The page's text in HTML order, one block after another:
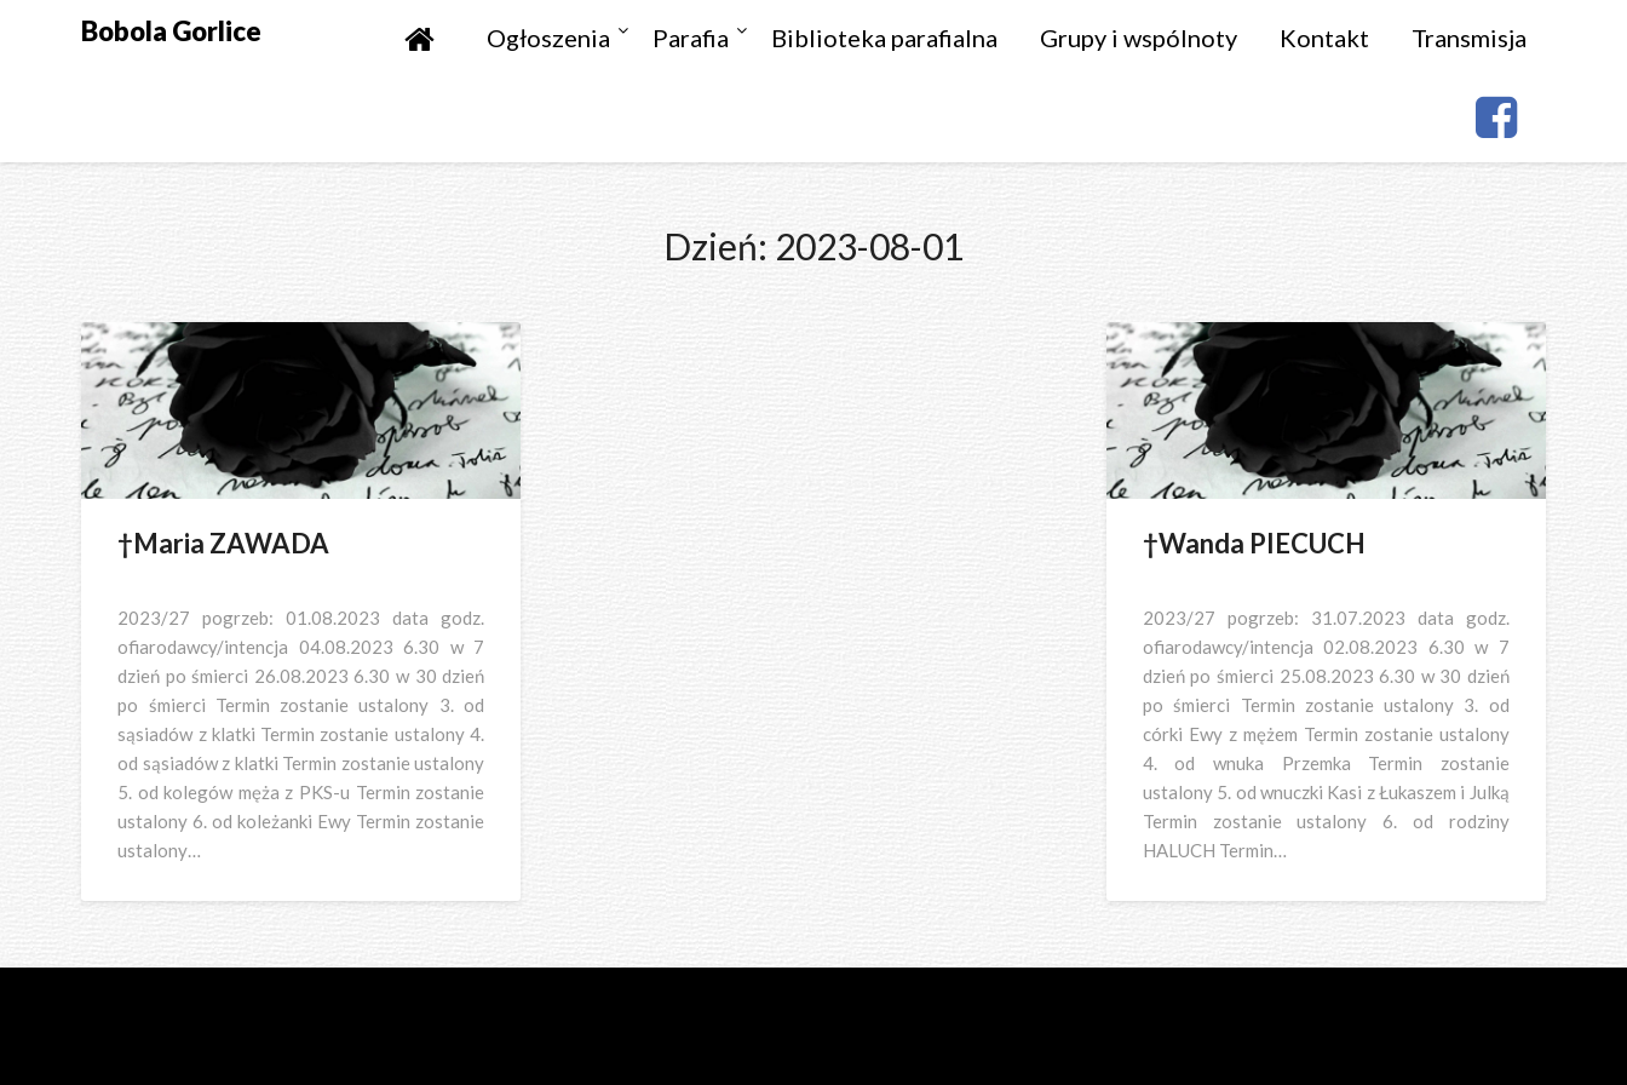
Bobola Gorlice Ogłoszenia Parafia Biblioteka parafialna Grupy i wspólnoty Kontakt Transmisja
Dzień: 2023-08-01
†Maria ZAWADA
2023/27 pogrzeb: 01.08.2023 data godz.
ofiarodawcy/intencja 04.08.2023 6.30 w 7
dzień po śmierci 26.08.2023 6.30 w 30 dzień
po śmierci Termin zostanie ustalony 3. od
sąsiadów z klatki Termin zostanie ustalony 4.
od sąsiadów z klatki Termin zostanie ustalony
5. od kolegów męża z PKS-u Termin zostanie
ustalony 6. od koleżanki Ewy Termin zostanie
ustalony…
†Wanda PIECUCH
2023/27 pogrzeb: 31.07.2023 data godz.
ofiarodawcy/intencja 02.08.2023 6.30 w 7
dzień po śmierci 25.08.2023 6.30 w 30 dzień
po śmierci Termin zostanie ustalony 3. od
córki Ewy z mężem Termin zostanie ustalony
4. od wnuka Przemka Termin zostanie
ustalony 5. od wnuczki Kasi z Łukaszem i Julką
Termin zostanie ustalony 6. od rodziny
HALUCH Termin…